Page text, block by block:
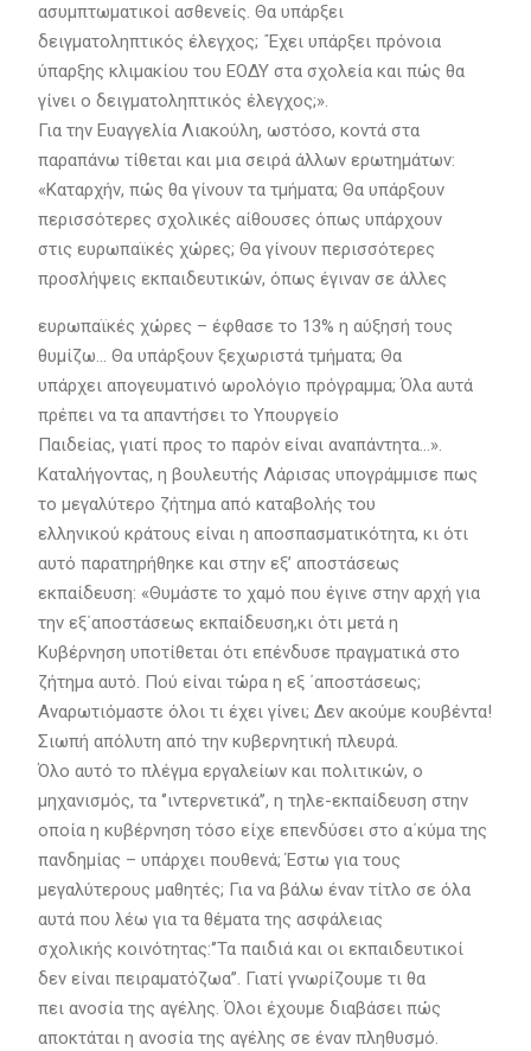
ασυμπτωματικοί ασθενείς. Θα υπάρξει
δειγματοληπτικός έλεγχος; ΄Έχει υπάρξει πρόνοια
ύπαρξης κλιμακίου του ΕΟΔΥ στα σχολεία και πώς θα
γίνει ο δειγματοληπτικός έλεγχος;».
Για την Ευαγγελία Λιακούλη, ωστόσο, κοντά στα
παραπάνω τίθεται και μια σειρά άλλων ερωτημάτων:
«Καταρχήν, πώς θα γίνουν τα τμήματα; Θα υπάρξουν
περισσότερες σχολικές αίθουσες όπως υπάρχουν
στις ευρωπαϊκές χώρες; Θα γίνουν περισσότερες
προσλήψεις εκπαιδευτικών, όπως έγιναν σε άλλες
ευρωπαϊκές χώρες – έφθασε το 13% η αύξησή τους
θυμίζω… Θα υπάρξουν ξεχωριστά τμήματα; Θα
υπάρχει απογευματινό ωρολόγιο πρόγραμμα; Όλα αυτά
πρέπει να τα απαντήσει το Υπουργείο
Παιδείας, γιατί προς το παρόν είναι αναπάντητα…».
Καταλήγοντας, η βουλευτής Λάρισας υπογράμμισε πως
το μεγαλύτερο ζήτημα από καταβολής του
ελληνικού κράτους είναι η αποσπασματικότητα, κι ότι
αυτό παρατηρήθηκε και στην εξ’ αποστάσεως
εκπαίδευση: «Θυμάστε το χαμό που έγινε στην αρχή για
την εξ΄αποστάσεως εκπαίδευση,κι ότι μετά η
Κυβέρνηση υποτίθεται ότι επένδυσε πραγματικά στο
ζήτημα αυτό. Πού είναι τώρα η εξ ΄αποστάσεως;
Αναρωτιόμαστε όλοι τι έχει γίνει; Δεν ακούμε κουβέντα!
Σιωπή απόλυτη από την κυβερνητική πλευρά.
Όλο αυτό το πλέγμα εργαλείων και πολιτικών, ο
μηχανισμός, τα ‘’ιντερνετικά’’, η τηλε-εκπαίδευση στην
οποία η κυβέρνηση τόσο είχε επενδύσει στο α΄κύμα της
πανδημίας – υπάρχει πουθενά; Έστω για τους
μεγαλύτερους μαθητές; Για να βάλω έναν τίτλο σε όλα
αυτά που λέω για τα θέματα της ασφάλειας
σχολικής κοινότητας:‘’Τα παιδιά και οι εκπαιδευτικοί
δεν είναι πειραματόζωα’’. Γιατί γνωρίζουμε τι θα
πει ανοσία της αγέλης. Όλοι έχουμε διαβάσει πώς
αποκτάται η ανοσία της αγέλης σε έναν πληθυσμό.